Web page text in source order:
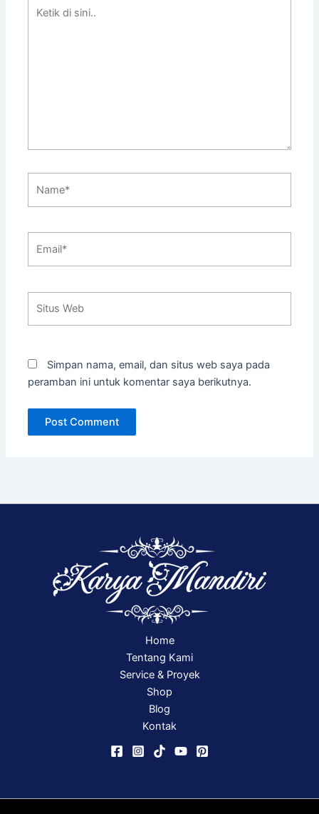
Simpan nama, email, dan situs web saya pada
peramban ini untuk komentar saya berikutnya.
Home
Tentang Kami
Service & Proyek
Shop
Blog
Kontak